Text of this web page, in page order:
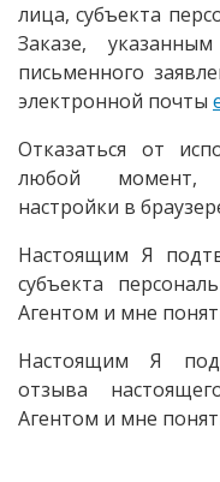
лица, субъекта
Заказе,
письменного
электронной почты
Отказаться от
любой момент,
настройки в
Настоящим Я
субъекта
Агентом и мне
Настоящим Я
отзыва
Агентом и мне